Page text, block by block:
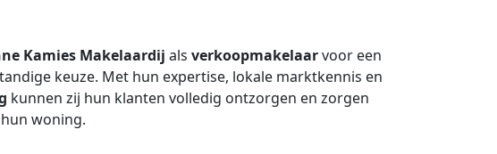
Kamies Makelaardij als verkoopmakelaarvoor een
keuze. Met hun expertise, lokale marktkennis en
kunnen zij hun klanten volledig ontzorgen en zorgen
woning.